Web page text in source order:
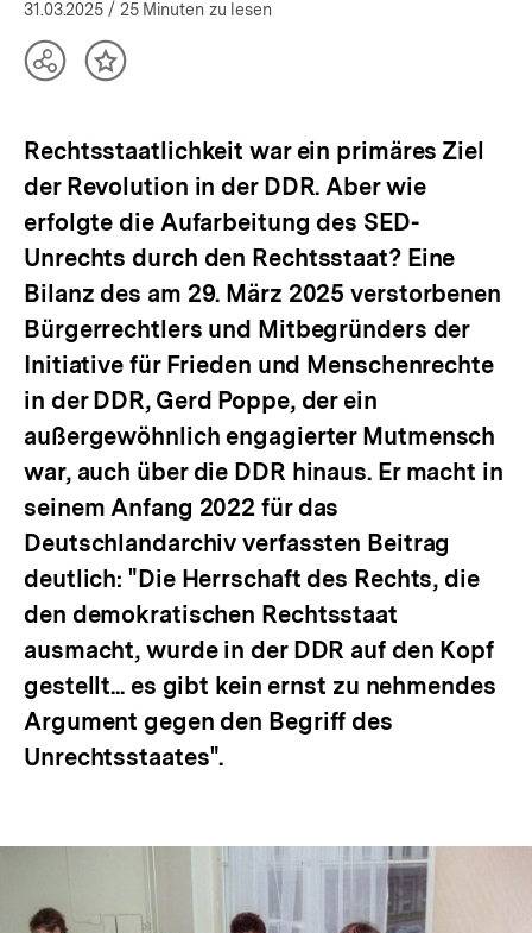
öffnen
31.03.2025 / 25 Minuten zu lesen
TeilenInhalt
Rechtsstaatlichkeit war ein primäres Ziel
der Revolution in der DDR. Aber wie
erfolgte die Aufarbeitung des SED-
Unrechts durch den Rechtsstaat? Eine
Bilanz des am 29. März 2025 verstorbenen
Bürgerrechtlers und Mitbegründers der
Initiative für Frieden und Menschenrechte
in der DDR, Gerd Poppe, der ein
außergewöhnlich engagierter Mutmensch
war, auch über die DDR hinaus. Er macht in
seinem Anfang 2022 für das
Deutschlandarchiv verfassten Beitrag
deutlich: "Die Herrschaft des Rechts, die
den demokratischen Rechtsstaat
ausmacht, wurde in der DDR auf den Kopf
gestellt... es gibt kein ernst zu nehmendes
Argument gegen den Begriff des
Unrechtsstaates".